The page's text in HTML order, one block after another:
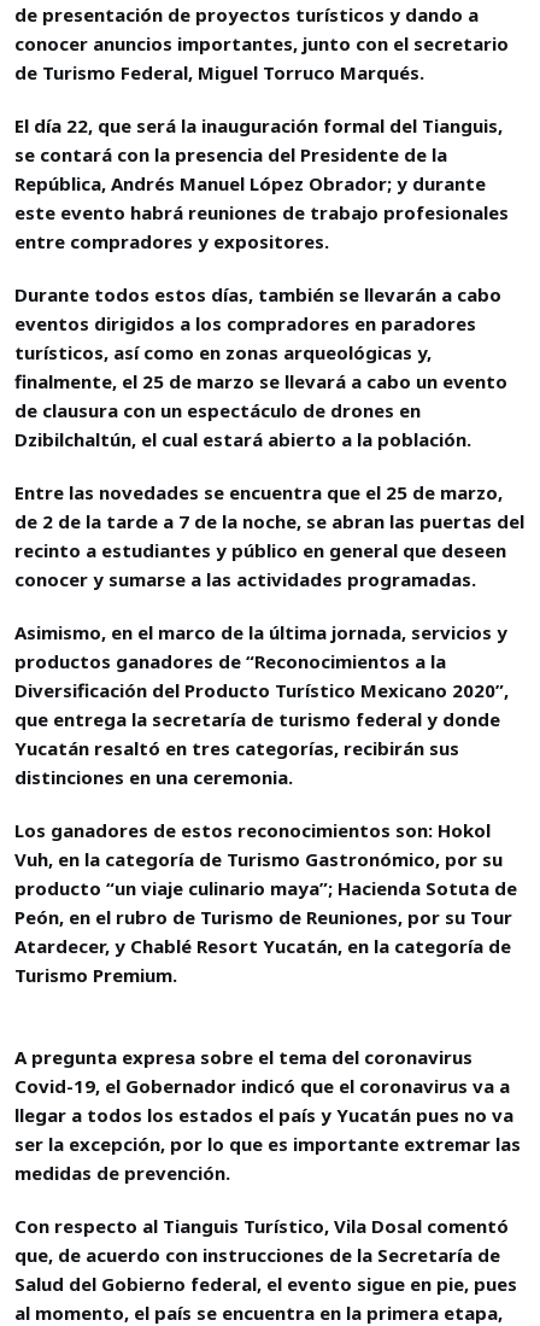
de presentación de proyectos turísticos y dando a
conocer anuncios importantes, junto con el secretario
de Turismo Federal, Miguel Torruco Marqués.
El día 22, que será la inauguración formal del Tianguis,
se contará con la presencia del Presidente de la
República, Andrés Manuel López Obrador; y durante
este evento habrá reuniones de trabajo profesionales
entre compradores y expositores.
Durante todos estos días, también se llevarán a cabo
eventos dirigidos a los compradores en paradores
turísticos, así como en zonas arqueológicas y,
finalmente, el 25 de marzo se llevará a cabo un evento
de clausura con un espectáculo de drones en
Dzibilchaltún, el cual estará abierto a la población.
Entre las novedades se encuentra que el 25 de marzo,
de 2 de la tarde a 7 de la noche, se abran las puertas del
recinto a estudiantes y público en general que deseen
conocer y sumarse a las actividades programadas.
Asimismo, en el marco de la última jornada, servicios y
productos ganadores de “Reconocimientos a la
Diversificación del Producto Turístico Mexicano 2020”,
que entrega la secretaría de turismo federal y donde
Yucatán resaltó en tres categorías, recibirán sus
distinciones en una ceremonia.
Los ganadores de estos reconocimientos son: Hokol
Vuh, en la categoría de Turismo Gastronómico, por su
producto “un viaje culinario maya”; Hacienda Sotuta de
Peón, en el rubro de Turismo de Reuniones, por su Tour
Atardecer, y Chablé Resort Yucatán, en la categoría de
Turismo Premium.
A pregunta expresa sobre el tema del coronavirus
Covid-19, el Gobernador indicó que el coronavirus va a
llegar a todos los estados el país y Yucatán pues no va
ser la excepción, por lo que es importante extremar las
medidas de prevención.
Con respecto al Tianguis Turístico, Vila Dosal comentó
que, de acuerdo con instrucciones de la Secretaría de
Salud del Gobierno federal, el evento sigue en pie, pues
al momento, el país se encuentra en la primera etapa,